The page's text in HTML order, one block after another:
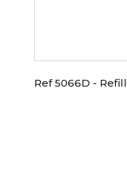
Ref 5066D -